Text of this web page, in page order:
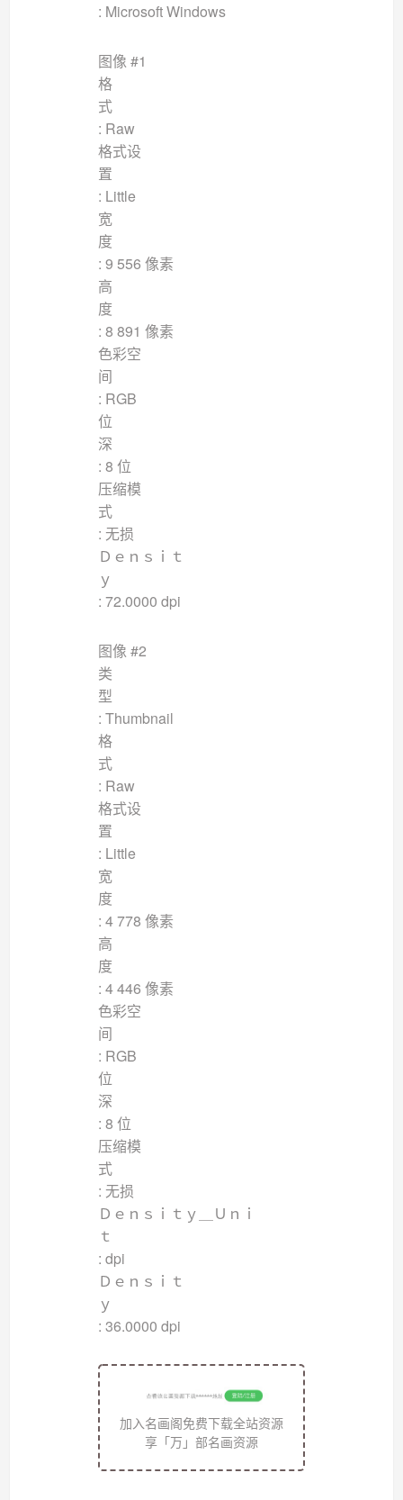
: Microsoft Windows
图像 #1
格
: Raw
格式设
: Little
宽
: 9 556 像素
高
: 8 891 像素
色彩空
: RGB
位
: 8 位
压缩模
: 无损
Ｄｅｎｓｉｔ
: 72.0000 dpi
图像 #2
类
: Thumbnail
格
: Raw
格式设
: Little
宽
: 4 778 像素
高
: 4 446 像素
色彩空
: RGB
位
: 8 位
压缩模
: 无损
Ｄｅｎｓｉｔｙ＿Ｕｎｉ
: dpi
Ｄｅｎｓｉｔ
: 36.0000 dpi
加入名画阁免费下载全站资源
享「万」部名画资源